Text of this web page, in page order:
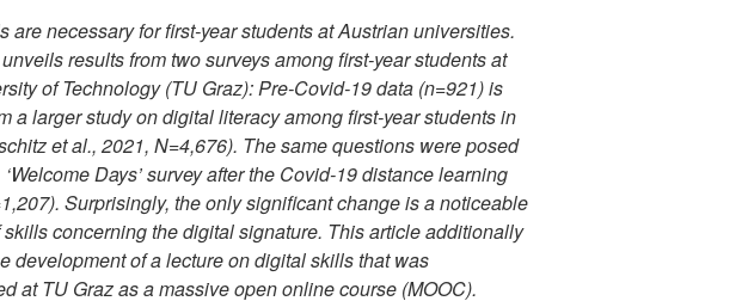
are necessary for first-year students at Austrian universities.
results from two surveys among first-year students at
of Technology (TU Graz): Pre-Covid-19 data (n=921) is
a larger study on digital literacy among first-year students in
et al., 2021, N=4,676). The same questions were posed
Days’ survey after the Covid-19 distance learning
Surprisingly, the only significant change is a noticeable
concerning the digital signature. This article additionally
development of a lecture on digital skills that was
at TU Graz as a massive open online course (MOOC).